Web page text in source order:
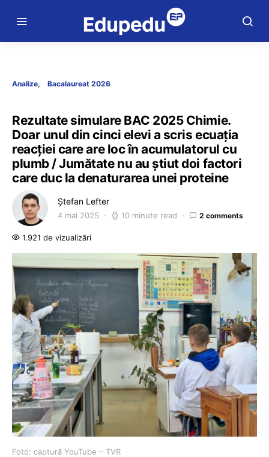
Analize Bacalaureat 2026
Rezultate simulare BAC 2025 Chimie.
Doar unul din cinci elevi a scris ecuația
reacției care are loc în acumulatorul cu
plumb / Jumătate nu au știut doi factori
care duc la denaturarea unei proteine
Ștefan Lefter
4 mai 2025 10 minute read 2 comments
1.921 de vizualizări
Foto: captură YouTube – TVR